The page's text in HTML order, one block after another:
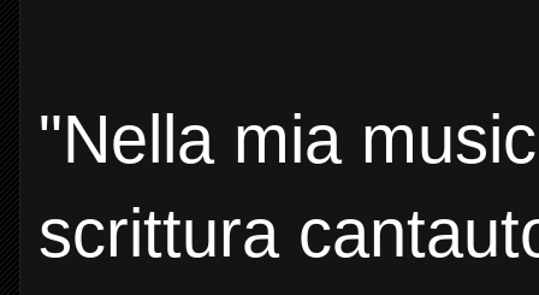
"Nella mia
scrittura